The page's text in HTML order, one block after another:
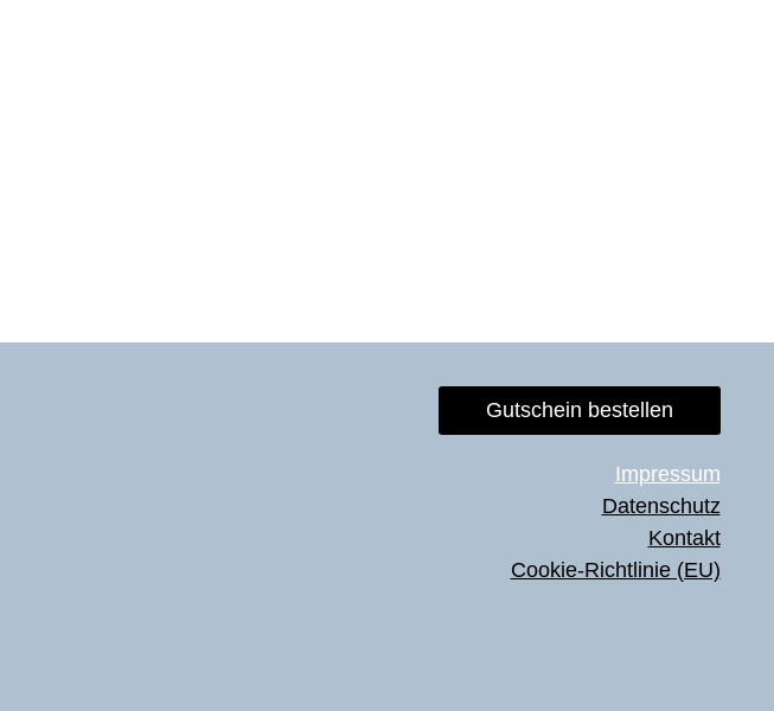
Gutschein bestellen
Impressum
Datenschutz
Kontakt
Cookie-Richtlinie (EU)